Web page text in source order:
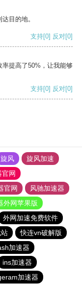
目的地。
支持[0] 反对[0]
提高了50%，让我能够
支持[0] 反对[0]
旋风
旋风加速
网
官网
风驰加速器
外网苹果版
外网加速免费软件
快连vn破解版
加速器
ins加速器
加速器